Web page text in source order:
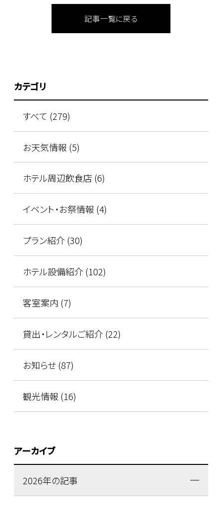
記事一覧に戻る
カテゴリ
すべて (279)
お天気情報 (5)
ホテル周辺飲食店 (6)
イベント・お祭情報 (4)
プラン紹介 (30)
ホテル設備紹介 (102)
客室案内 (7)
貸出・レンタルご紹介 (22)
お知らせ (87)
観光情報 (16)
アーカイブ
2026年の記事